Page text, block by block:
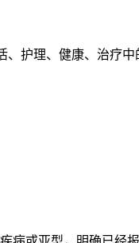
护理、健康、治疗